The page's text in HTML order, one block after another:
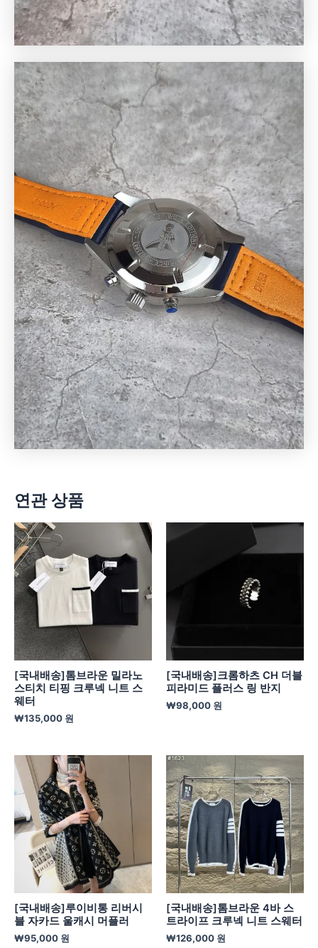
연관 상품
[국내배송]톰브라운 밀라노
스티치 티핑 크루넥 니트 스
웨터
₩135,000 원
[국내배송]크롬하츠 CH 더블
피라미드 플러스 링 반지
₩98,000 원
[국내배송]루이비통 리버시
블 자카드 울캐시 머플러
₩95,000 원
[국내배송]톰브라운 4바 스
트라이프 크루넥 니트 스웨터
₩126,000 원